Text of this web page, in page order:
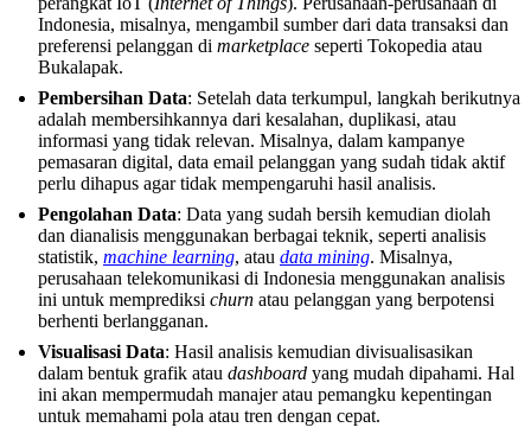
Indonesia, misalnya, mengambil sumber dari data transaksi dan
preferensi pelanggan di marketplace seperti Tokopedia atau
Bukalapak.
Pembersihan Data: Setelah data terkumpul, langkah berikutnya
adalah membersihkannya dari kesalahan, duplikasi, atau
informasi yang tidak relevan. Misalnya, dalam kampanye
pemasaran digital, data email pelanggan yang sudah tidak aktif
perlu dihapus agar tidak mempengaruhi hasil analisis.
Pengolahan Data: Data yang sudah bersih kemudian diolah
dan dianalisis menggunakan berbagai teknik, seperti analisis
statistik, machine learning, atau data mining. Misalnya,
perusahaan telekomunikasi di Indonesia menggunakan analisis
ini untuk memprediksi churn atau pelanggan yang berpotensi
berhenti berlangganan.
Visualisasi Data: Hasil analisis kemudian divisualisasikan
dalam bentuk grafik atau dashboard yang mudah dipahami. Hal
ini akan mempermudah manajer atau pemangku kepentingan
untuk memahami pola atau tren dengan cepat.